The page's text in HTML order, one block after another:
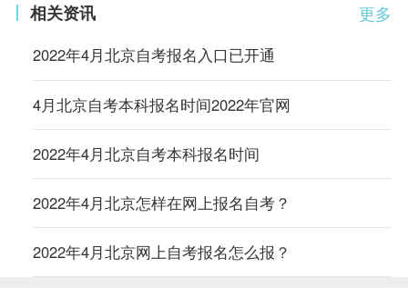
更多
相关资讯
2022年4月北京自考报名入口已开通
4月北京自考本科报名时间2022年官网
2022年4月北京自考本科报名时间
2022年4月北京怎样在网上报名自考？
2022年4月北京网上自考报名怎么报？